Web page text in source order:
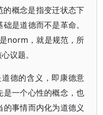
概念是指变迁状态下
是道德而不是革命。
norm，就是规范，所
议题。
德的含义，即康德意
是一个心性的概念，也
事情而内化为道德义